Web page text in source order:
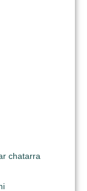
chatarra